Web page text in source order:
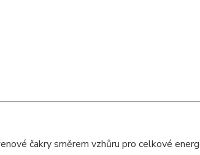
čakry směrem vzhůru pro celkové